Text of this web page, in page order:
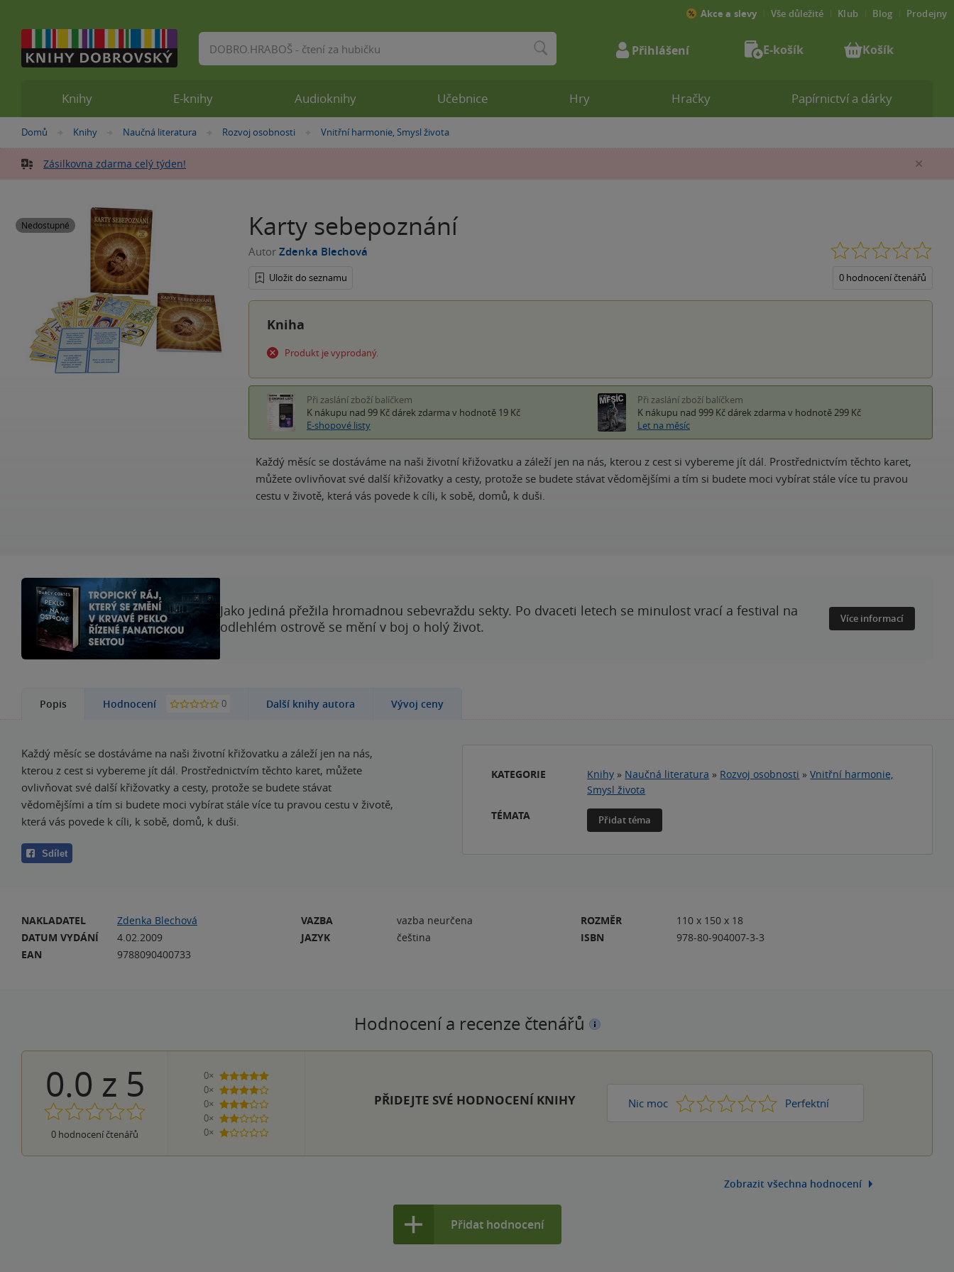
Nacházíte
zde:
Domů »
Knihy »
Naučná literatura »
Rozvoj osobnosti »
Vnitřní harmonie, Smysl života
Zásilkovna zdarma celý týden!
Nedostupné Karty sebepoznání
Autor Zdenka Blechová
Uložit do seznamu 0 hodnocení čtenářů
Kniha
Produkt je vyprodaný.
Při zaslání zboží balíčkem
K nákupu nad 99 Kč dárek zdarma v hodnotě 19 Kč
E-shopové listy
Při zaslání zboží balíčkem
K nákupu nad 999 Kč dárek zdarma v hodnotě 299 Kč
Let na měsíc
Každý měsíc se dostáváme na naši životní křižovatku a záleží jen na nás, kterou z cest si vybereme jít dál. Prostřednictvím těchto karet,
můžete ovlivňovat své další křižovatky a cesty, protože se budete stávat vědomějšími a tím si budete moci vybírat stále více tu pravou
cestu v životě, která vás povede k cíli, k sobě, domů, k duši.
Jako jediná přežila hromadnou sebevraždu sekty. Po dvaceti letech se minulost vrací a festival na
odlehlém ostrově se mění v boj o holý život.
Více informací
Popis Hodnocení 0 Další knihy autora Vývoj ceny
Každý měsíc se dostáváme na naši životní křižovatku a záleží jen na nás,
kterou z cest si vybereme jít dál. Prostřednictvím těchto karet, můžete
ovlivňovat své další křižovatky a cesty, protože se budete stávat
vědomějšími a tím si budete moci vybírat stále více tu pravou cestu v životě,
která vás povede k cíli, k sobě, domů, k duši.
Sdílet
KATEGORIE Knihy » Naučná literatura » Rozvoj osobnosti »Vnitřní harmonie,
Smysl života
TÉMATA
Přidat téma
NAKLADATEL
Zdenka Blechová
DATUM VYDÁNÍ
4.02.2009
EAN
9788090400733
VAZBA
vazba neurčena
JAZYK
čeština
ROZMĚR
110 x 150 x 18
ISBN
978-80-904007-3-3
Hodnocení a recenze čtenářů
0.0 z 5
0 hodnocení čtenářů
0×
5 hvězdiček
0×
4 hvězdičky
0×
3 hvězdičky
0×
2 hvězdičky
0×
1 hvezdička
PŘIDEJTE SVÉ HODNOCENÍ KNIHY Nic moc 1 2 3 4 Perfektní
5
Zobrazit všechna hodnocení
Přidat hodnocení
Knihy E-knihy Audioknihy Učebnice Hry Hračky Papírnictví a dárky
Akce a slevy Vše důležité Klub Blog Prodejny
Vyhledávání Přihlášení E-košík Košík